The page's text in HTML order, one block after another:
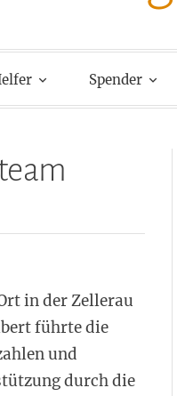
Spender
in der Zellerau
führte die
und
durch die